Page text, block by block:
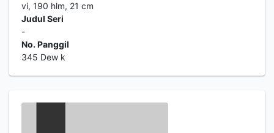
vi, 190 hlm, 21 cm
Judul Seri
-
No. Panggil
345 Dew k